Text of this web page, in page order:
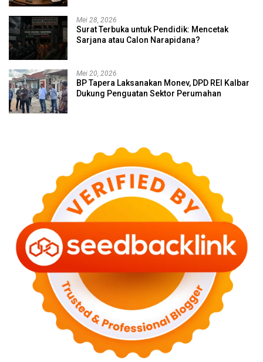
Mei 28, 2026
Surat Terbuka untuk Pendidik: Mencetak
Sarjana atau Calon Narapidana?
Mei 20, 2026
BP Tapera Laksanakan Monev, DPD REI Kalbar
Dukung Penguatan Sektor Perumahan